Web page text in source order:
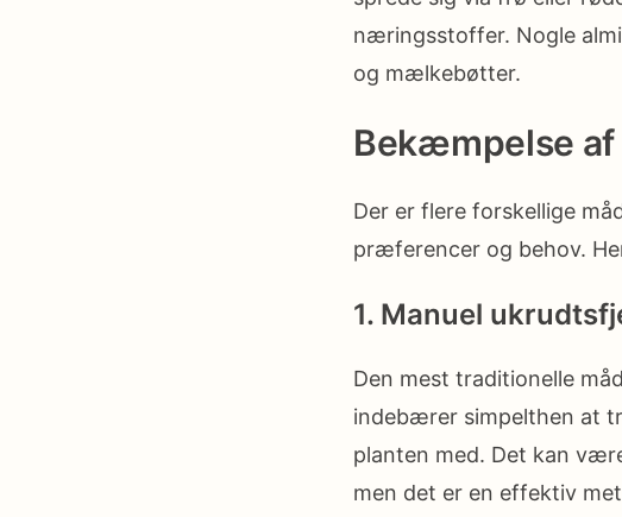
næringsstoffer. Nogle
og mælkebøtter.
Bekæmpelse
Der er flere forskellige
præferencer og behov.
1. Manuel
Den mest traditionelle
indebærer simpelthen at
planten med. Det kan
men det er en effektiv